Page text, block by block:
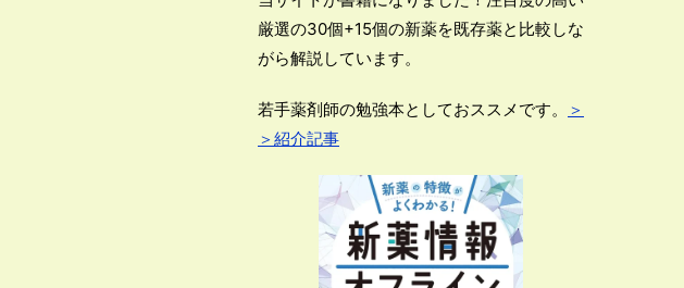
厳選の30個+15個の新薬を既存薬と比較しな
がら解説しています。
若手薬剤師の勉強本としておススメです。
＞
＞紹介記事